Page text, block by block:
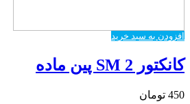
افزودن به سبد خرید
کانکتور SM 2 پین ماده
450 تومان